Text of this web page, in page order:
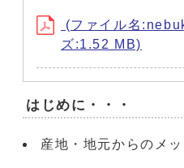
(ファイル名
ズ:1.52 MB)
はじめに・・・
産地・地元からのメ